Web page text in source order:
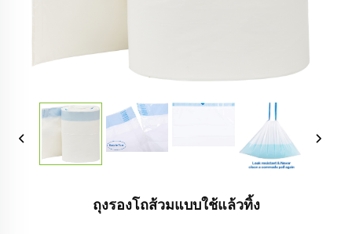
ถุงรองโถส้วมแบบใช้แล้วทิ้ง